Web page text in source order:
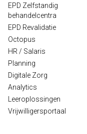
EPD Zelfstandig
behandelcentra
EPD Revalidatie
Octopus
HR / Salaris
Planning
Digitale Zorg
Analytics
Leeroplossingen
Vrijwilligersportaal